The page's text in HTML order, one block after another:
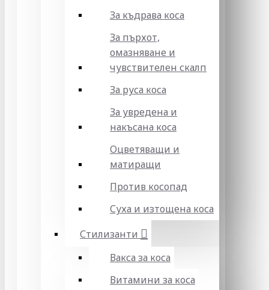
За къдрава коса
За пърхот,
омазняване и
чувствителен скалп
За руса коса
За увредена и
накъсана коса
Оцветяващи и
матиращи
Против косопад
Суха и изтощена коса
Стилизанти
Вакса за коса
Витамини за коса